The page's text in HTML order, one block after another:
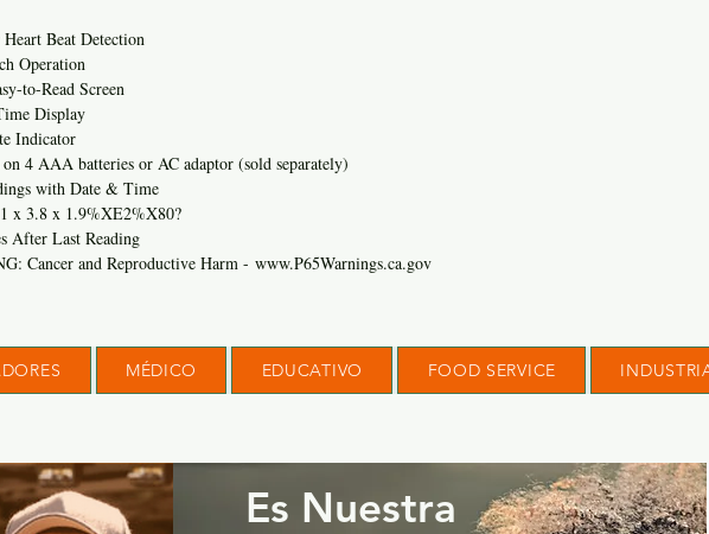
Beat Detection
Operation
to-Read Screen
Display
Indicator
on 4 AAA batteries or AC adaptor (sold separately)
with Date & Time
x 3.8 x 1.9%XE2%X80?
After Last Reading
Cancer and Reproductive Harm - www.P65Warnings.ca.gov
MÉDICO EDUCATIVO FOOD SERVICE
Es Nuestra